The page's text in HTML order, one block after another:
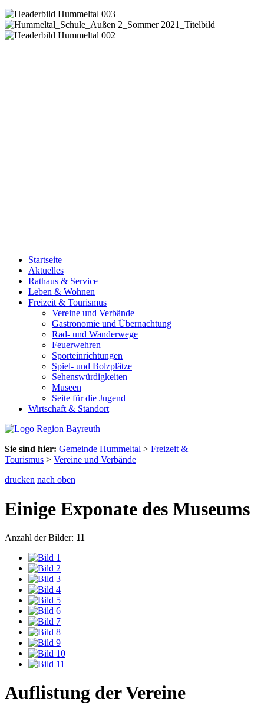
Startseite
Aktuelles
Rathaus & Service
Leben & Wohnen
Freizeit & Tourismus
Vereine und Verbände
Gastronomie und Übernachtung
Rad- und Wanderwege
Feuerwehren
Sporteinrichtungen
Spiel- und Bolzplätze
Sehenswürdigkeiten
Museen
Seite für die Jugend
Wirtschaft & Standort
Sie sind hier: Gemeinde Hummeltal > Freizeit &
Tourismus > Vereine und Verbände
drucken nach oben
Einige Exponate des Museums
Anzahl der Bilder: 11
Auflistung der Vereine